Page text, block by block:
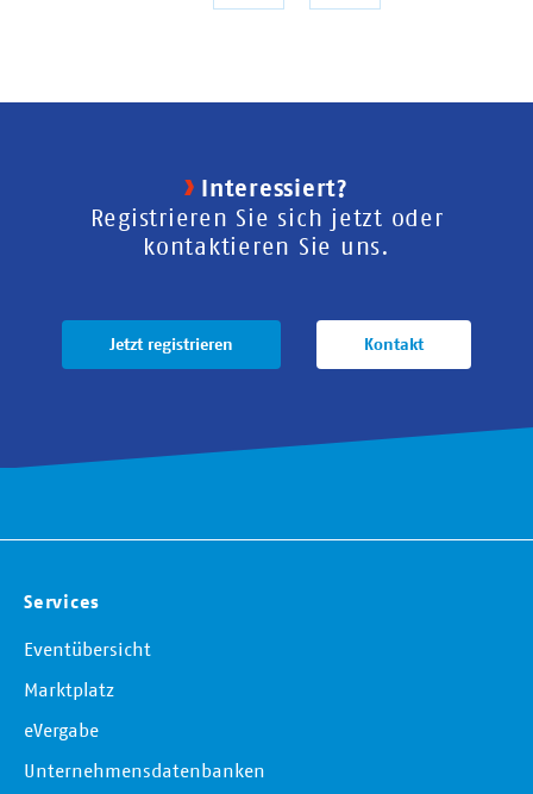
Interessiert?
Registrieren Sie sich jetzt oder
kontaktieren Sie uns.
Jetzt registrieren Kontakt
Services
Eventübersicht
Marktplatz
eVergabe
Unternehmensdatenbanken